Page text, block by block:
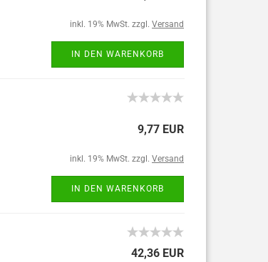
inkl. 19% MwSt. zzgl. Versand
IN DEN WARENKORB
9,77 EUR
inkl. 19% MwSt. zzgl. Versand
IN DEN WARENKORB
42,36 EUR